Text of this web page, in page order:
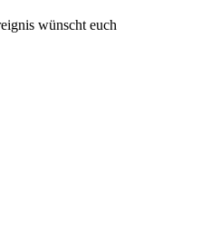
wünscht euch